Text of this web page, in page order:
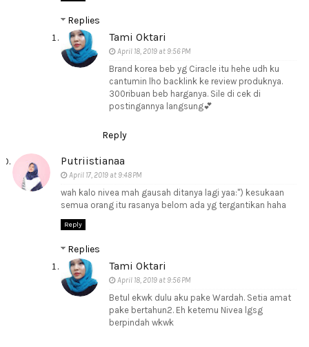
Replies
Tami Oktari
April 18, 2019 at 9:56 PM
Brand korea beb yg Ciracle itu hehe udh ku
cantumin lho backlink ke review produknya.
300ribuan beb harganya. Sile di cek di
postingannya langsung💕
Reply
Putriistianaa
April 17, 2019 at 9:48 PM
wah kalo nivea mah gausah ditanya lagi yaa:") kesukaan
semua orang itu rasanya belom ada yg tergantikan haha
Reply
Replies
Tami Oktari
April 18, 2019 at 9:56 PM
Betul ekwk dulu aku pake Wardah. Setia amat
pake bertahun2. Eh ketemu Nivea lgsg
berpindah wkwk